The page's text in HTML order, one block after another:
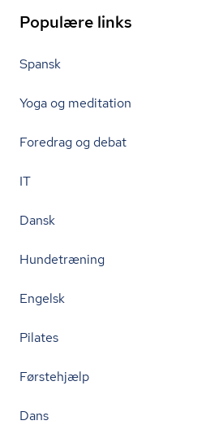
Populære links
Spansk
Yoga og meditation
Foredrag og debat
IT
Dansk
Hundetræning
Engelsk
Pilates
Førstehjælp
Dans